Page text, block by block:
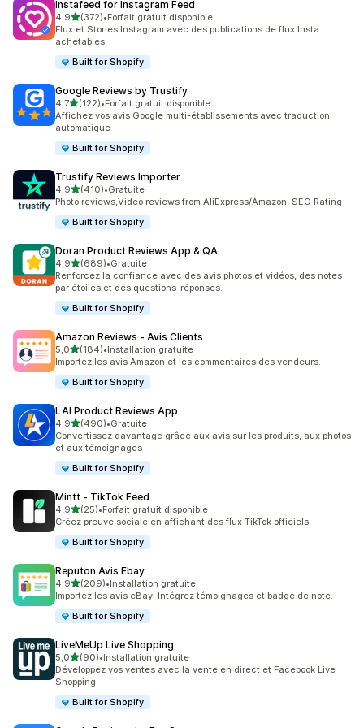
Instafeed for Instagram Feed
4,9étoile(s) sur 5
(372)
372 avis au total
•Forfait gratuit disponible
Flux et Stories Instagram avec des publications de flux Insta
achetables
Built for Shopify
Google Reviews by Trustify
4,7étoile(s) sur 5
(122)
122 avis au total
•Forfait gratuit disponible
Affichez vos avis Google multi-établissements avec traduction
automatique
Built for Shopify
Trustify Reviews Importer
4,9étoile(s) sur 5
(410)
410 avis au total
•Gratuite
Photo reviews,Video reviews from AliExpress/Amazon, SEO Rating
Built for Shopify
Doran Product Reviews App & QA
4,9étoile(s) sur 5
(689)
689 avis au total
•Gratuite
Renforcez la confiance avec des avis photos et vidéos, des notes
par étoiles et des questions-réponses.
Built for Shopify
Amazon Reviews ‑ Avis Clients
5,0étoile(s) sur 5
(184)
184 avis au total
•Installation gratuite
Importez les avis Amazon et les commentaires des vendeurs.
Built for Shopify
LAI Product Reviews App
4,9étoile(s) sur 5
(490)
490 avis au total
•Gratuite
Convertissez davantage grâce aux avis sur les produits, aux photos
et aux témoignages
Built for Shopify
Mintt ‑ TikTok Feed
4,9étoile(s) sur 5
(25)
25 avis au total
•Forfait gratuit disponible
Créez preuve sociale en affichant des flux TikTok officiels
Built for Shopify
Reputon Avis Ebay
4,9étoile(s) sur 5
(209)
209 avis au total
•Installation gratuite
Importez les avis eBay. Intégrez témoignages et badge de note.
Built for Shopify
LiveMeUp Live Shopping
5,0étoile(s) sur 5
(90)
90 avis au total
•Installation gratuite
Développez vos ventes avec la vente en direct et Facebook Live
Shopping
Built for Shopify